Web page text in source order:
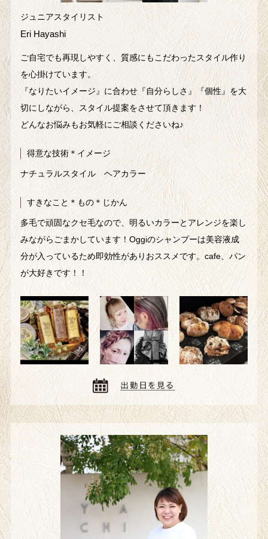
ジュニアスタイリスト
Eri Hayashi
ご自宅でも再現しやすく、質感にもこだわったスタイル作り
を心掛けています。
『なりたいイメージ』に合わせ『自分らしさ』『個性』を大
切にしながら、スタイル提案をさせて頂きます！
どんなお悩みもお気軽にご相談くださいね♪
得意な技術＊イメージ
ナチュラルスタイル ヘアカラー
すきなこと＊もの＊じかん
多毛で頑固なクセ毛なので、明るいカラーとアレンジを楽し
みながらごまかしています！Oggiのシャンプーは美容液成
分が入っているため即効性がありおススメです。cafe、パン
が大好きです！！